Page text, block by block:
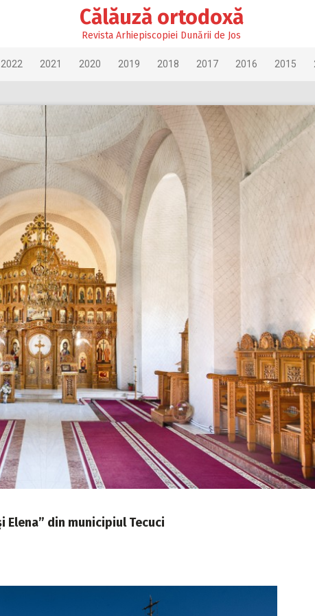
Călăuză ortodoxă
Revista Arhiepiscopiei Dunării de Jos
2022 2021 2020 2019 2018 2017 2016 2015
din municipiul Tecuci